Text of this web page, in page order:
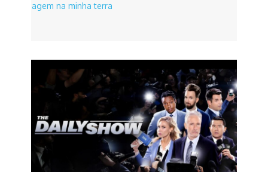
Viagem na minha terra